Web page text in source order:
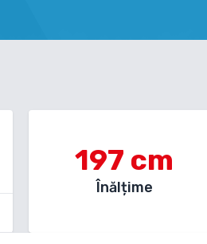
197 cm
Înălțime